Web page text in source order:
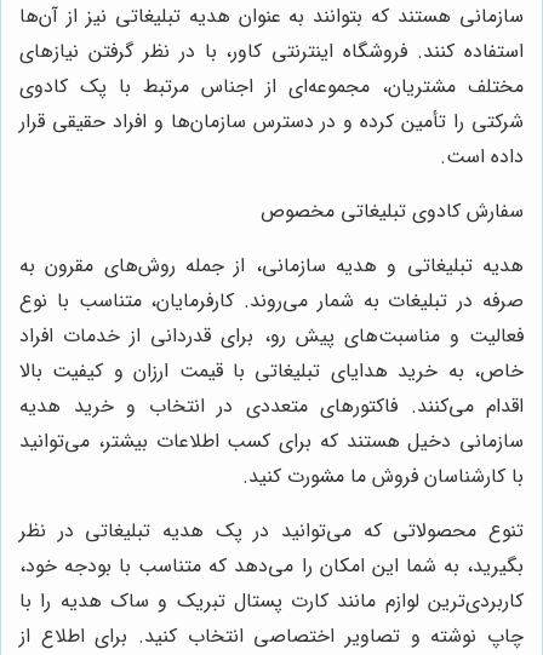
سازمانی هستند که بتوانند به عنوان هدیه تبلیغاتی نیز از آن‌ها
استفاده کنند. فروشگاه اینترنتی کاور، با در نظر گرفتن نیازهای
مختلف مشتریان، مجموعه‌ای از اجناس مرتبط با پک کادوی
شرکتی را تأمین کرده و در دسترس سازمان‌ها و افراد حقیقی قرار
داده است.
سفارش کادوی تبلیغاتی مخصوص
هدیه تبلیغاتی و هدیه سازمانی، از جمله روش‌های مقرون به
صرفه در تبلیغات به شمار می‌روند. کارفرمایان، متناسب با نوع
فعالیت و مناسبت‌های پیش رو، برای قدردانی از خدمات افراد
خاص، به خرید هدایای تبلیغاتی با قیمت ارزان و کیفیت بالا
اقدام می‌کنند. فاکتورهای متعددی در انتخاب و خرید هدیه
سازمانی دخیل هستند که برای کسب اطلاعات بیشتر، می‌توانید
با کارشناسان فروش ما مشورت کنید.
تنوع محصولاتی که می‌توانید در پک هدیه تبلیغاتی در نظر
بگیرید، به شما این امکان را می‌دهد که متناسب با بودجه خود،
کاربردی‌ترین لوازم مانند کارت پستال تبریک و ساک هدیه را با
چاپ نوشته و تصاویر اختصاصی انتخاب کنید. برای اطلاع از